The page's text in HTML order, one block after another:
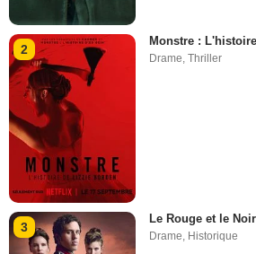
2
Monstre :
Drame ,Thriller
3
Le Rouge et le Noir
Drame, Historique